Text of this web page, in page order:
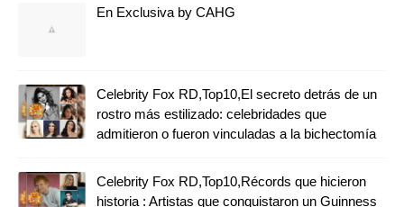
En Exclusiva by CAHG
Celebrity Fox RD,Top10,El secreto detrás de un
rostro más estilizado: celebridades que
admitieron o fueron vinculadas a la bichectomía
Celebrity Fox RD,Top10,Récords que hicieron
historia : Artistas que conquistaron un Guinness